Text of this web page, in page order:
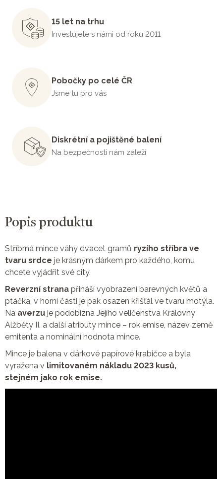
15 let na trhu
Investujete s námi od roku 2011
Pobočky po celé ČR
Jsme tu pro vás
Diskrétní a pojištěné balení
Na bezpečnosti nám záleží
Popis produktu
Stříbrná mince váhy dvacet gramů ryzího stříbra ve
tvaru srdce je krásným dárkem pro každého, komu
chcete vyjádřit své city.
Reverzní strana přináší vyobrazení barevných květů a
ptáčka, v horní části je pak osazen křišťál ve tvaru motýla.
Na averzu je podobizna Jejího veličenstva Královny
Alžběty II. a další atributy mince – rok emise, název země
emitenta a nominální hodnota mince.
Mince je balena v dárkové papírové krabičce a byla
vyražena v limitovaném nákladu 2023 kusů,
stejném jako rok emise.